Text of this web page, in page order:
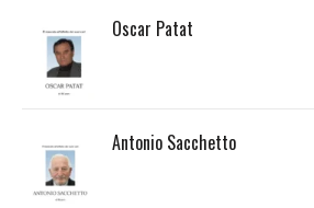
Oscar Patat
Antonio Sacchetto